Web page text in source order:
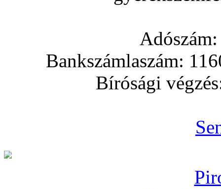
Bankszámlaszám:
Bírósági